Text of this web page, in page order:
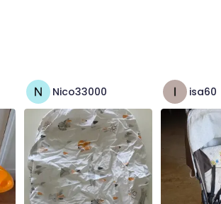
Nico33000 isa60